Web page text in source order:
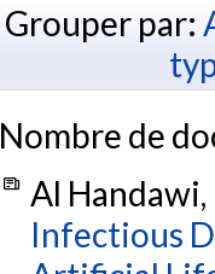
Grouper par:
Nombre de
Al Handawi,
Infectious